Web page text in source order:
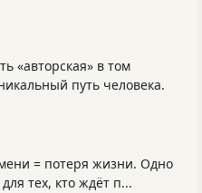
«авторская» в том
путь человека.
= потеря жизни. Одно
тех, кто ждёт п...